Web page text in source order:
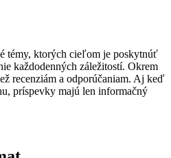
témy, ktorých cieľom je poskytnúť
každodenných záležitostí. Okrem
recenziám a odporúčaniam. Aj keď
príspevky majú len informačný